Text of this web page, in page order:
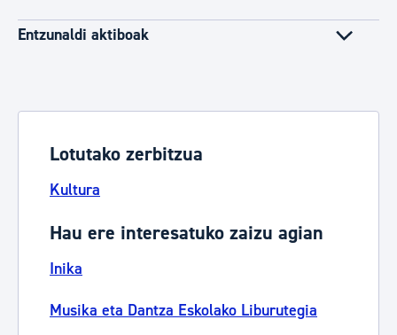
Entzunaldi aktiboak
Lotutako zerbitzua
Kultura
Hau ere interesatuko zaizu agian
Inika
Musika eta Dantza Eskolako Liburutegia